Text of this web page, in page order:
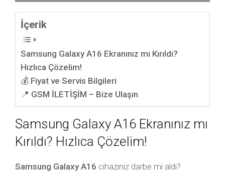
İçerik
Samsung Galaxy A16 Ekranınız mı Kırıldı?
Hızlıca Çözelim!
💰 Fiyat ve Servis Bilgileri
📍 GSM İLETİŞİM – Bize Ulaşın
Samsung Galaxy A16 Ekranınız mı
Kırıldı? Hızlıca Çözelim!
Samsung Galaxy A16 cihazınız darbe mi aldı?